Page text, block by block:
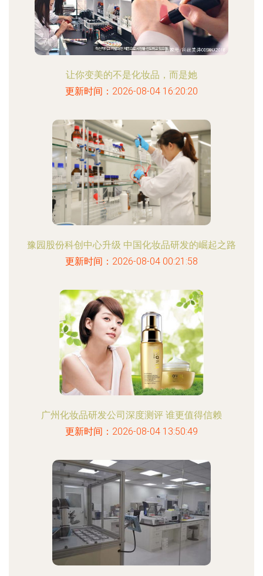
让你变美的不是化妆品，而是她
更新时间：2026-08-04 16:20:20
豫园股份科创中心升级 中国化妆品研发的崛起之路
更新时间：2026-08-04 00:21:58
广州化妆品研发公司深度测评 谁更值得信赖
更新时间：2026-08-04 13:50:49